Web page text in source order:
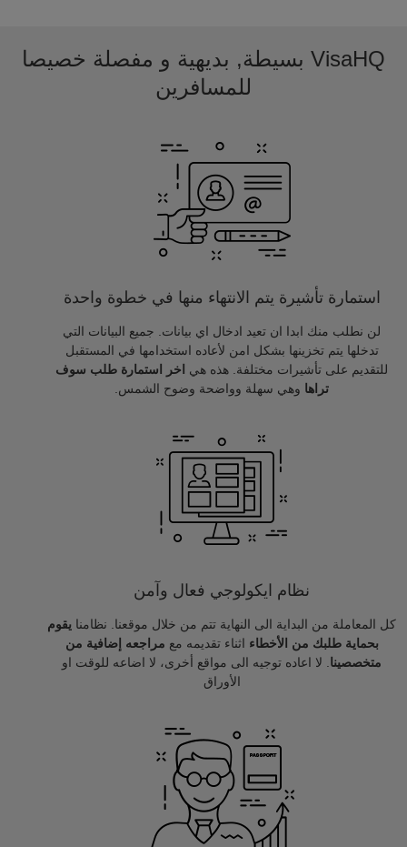
VisaHQ بسيطة, بديهية و مفصلة خصيصا
للمسافرين
استمارة تأشيرة يتم الانتهاء منها في خطوة واحدة
لن نطلب منك ابدا ان تعيد ادخال اي بيانات. جميع البيانات التي
تدخلها يتم تخزينها بشكل امن لأعاده استخدامها في المستقبل
للتقديم على تأشيرات مختلفة. هذه هي
اخر استمارة طلب سوف
تراها وهي سهلة وواضحة وضوح الشمس.
نظام ايكولوجي فعال وآمن
كل المعاملة من البداية الى النهاية تتم من خلال موقعنا. نظامنا يقوم
بحماية طلبك من الأخطاء اثناء تقديمه مع مراجعه إضافية من
متخصصينا . لا اعاده توجيه الى مواقع أخرى، لا اضاعه للوقت او
الأوراق